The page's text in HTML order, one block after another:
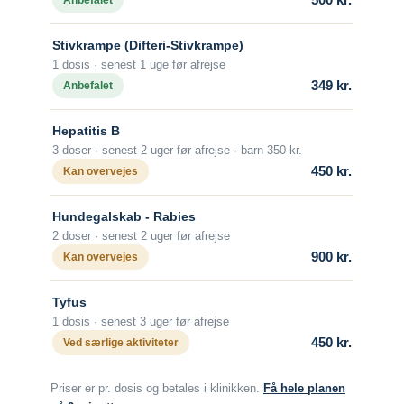
Alder
Vaccine som kapsler kan gives til alle fra
ca. 5 års-alderen.
Beskyttelsens varighed
Begge vacciner beskytter i 3 år.
Om sygdommen
Tyfus
Vacciner
Tyfusvaccine injektion (Typhim Vi)
lægehjælp, hvis man bides af et lokalt
pattedyr, uanset dyrets adfærd.
Hvornår skal man vaccineres?
uger før afrejse.
Antal doser
af 1 vaccine dag 0 og 1 vaccine dag 7.
Alder
Fra fødslen.
Beskyttelsens varighed
Efter grundvaccination med 2 doser skal
der ikke gives revaccination.
med risiko for arbejdsrelateret udsættelse
Stivkrampe (Difteri-Stivkrampe)
1 dosis · senest 1 uge før afrejse
Anbefalet
349 kr.
Hepatitis B
3 doser · senest 2 uger før afrejse · barn 350 kr.
Kan overvejes
450 kr.
Hundegalskab - Rabies
2 doser · senest 2 uger før afrejse
Kan overvejes
900 kr.
Tyfus
1 dosis · senest 3 uger før afrejse
Ved særlige aktiviteter
450 kr.
Priser er pr. dosis og betales i klinikken. Få hele planen